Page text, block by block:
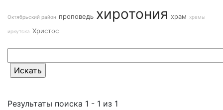
Октябрьский район проповедь хиротония храм храмы
иркутска Христос
Результаты поиска 1 - 1 из 1